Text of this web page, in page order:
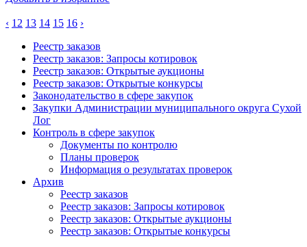
‹ 12 13 14 15 16 ›
Реестр заказов
Реестр заказов: Запросы котировок
Реестр заказов: Открытые аукционы
Реестр заказов: Открытые конкурсы
Законодательство в сфере закупок
Закупки Администрации муниципального округа Сухой
Лог
Контроль в сфере закупок
Документы по контролю
Планы проверок
Информация о результатах проверок
Архив
Реестр заказов
Реестр заказов: Запросы котировок
Реестр заказов: Открытые аукционы
Реестр заказов: Открытые конкурсы